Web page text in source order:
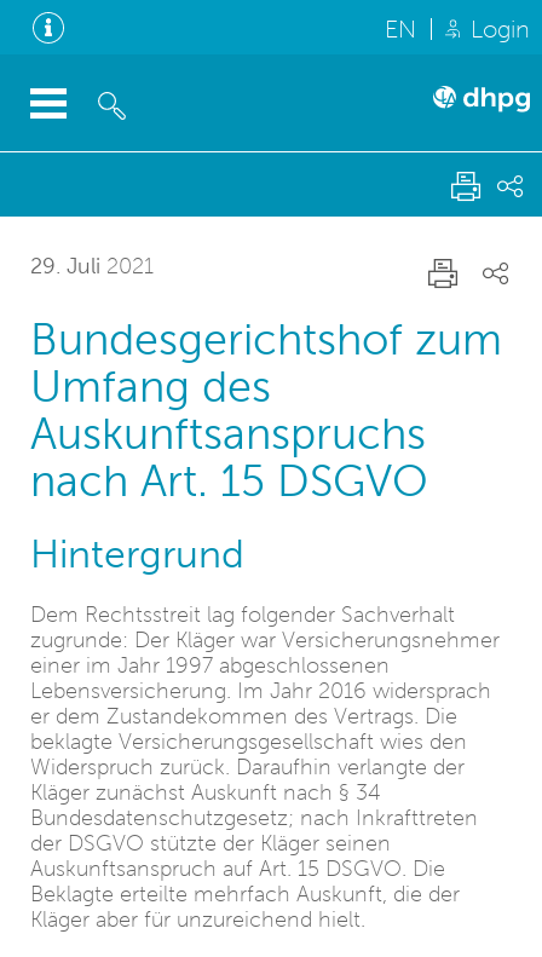
EN Login
29. Juli 2021
Bundesgerichtshof zum
Umfang des
Auskunftsanspruchs
nach Art. 15 DSGVO
Hintergrund
Dem Rechtsstreit lag folgender Sachverhalt
zugrunde: Der Kläger war Versicherungsnehmer
einer im Jahr 1997 abgeschlossenen
Lebensversicherung. Im Jahr 2016 widersprach
er dem Zustandekommen des Vertrags. Die
beklagte Versicherungsgesellschaft wies den
Widerspruch zurück. Daraufhin verlangte der
Kläger zunächst Auskunft nach § 34
Bundesdatenschutzgesetz; nach Inkrafttreten
der DSGVO stützte der Kläger seinen
Auskunftsanspruch auf Art. 15 DSGVO. Die
Beklagte erteilte mehrfach Auskunft, die der
Kläger aber für unzureichend hielt.